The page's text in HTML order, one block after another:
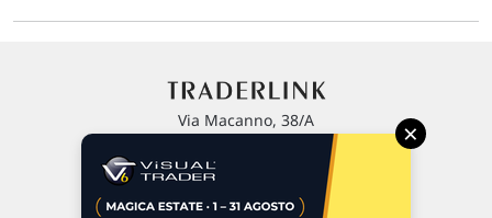
Via Macanno, 38/A
P.IVA 02 452 460 401
×